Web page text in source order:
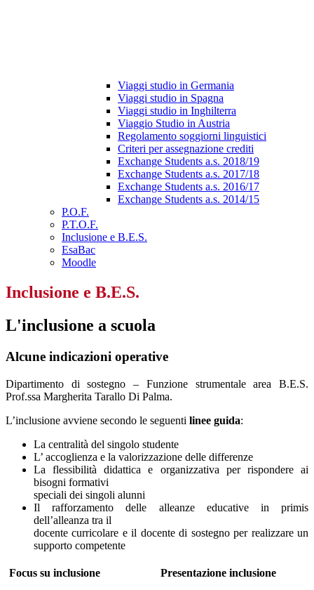
Viaggi studio in Germania
Viaggi studio in Spagna
Viaggi studio in Inghilterra
Viaggio Studio in Austria
Regolamento soggiorni linguistici
Criteri per assegnazione crediti
Exchange Students a.s. 2018/19
Exchange Students a.s. 2017/18
Exchange Students a.s. 2016/17
Exchange Students a.s. 2014/15
P.O.F.
P.T.O.F.
Inclusione e B.E.S.
EsaBac
Moodle
Inclusione e B.E.S.
L'inclusione a scuola
Alcune indicazioni operative
Dipartimento di sostegno – Funzione strumentale area B.E.S.
Prof.ssa Margherita Tarallo Di Palma.
L’inclusione avviene secondo le seguenti linee guida:
La centralità del singolo studente
L’ accoglienza e la valorizzazione delle differenze
La flessibilità didattica e organizzativa per rispondere ai
bisogni formativi
speciali dei singoli alunni
Il rafforzamento delle alleanze educative in primis
dell’alleanza tra il
docente curricolare e il docente di sostegno per realizzare un
supporto competente
Focus su inclusione Presentazione inclusione